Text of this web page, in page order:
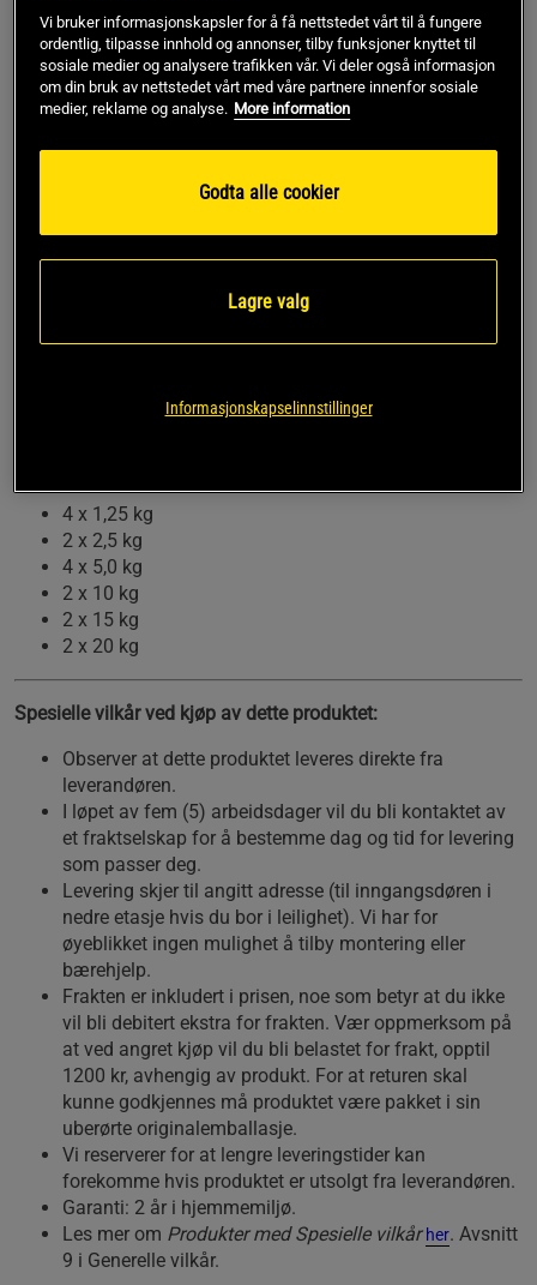
Perfekt sett for hjemmetrening fra Abilica! Med
vektstang, vektskiver og to fjærlås. Totalvekt 140
kg!
unnskyldninger for ikke å holde formen! Tren smidigt og
Komplett vektstang + vektskiver samt to fjærlås
Utmerket for hjemmetrening
Forkrommet vektstang med en lengde på 220 cm og
en vekt på 20 kg
Vektskiver med varierende vekt
Totalvekt med alle vektene på vektstangen: 140 kg
4 x 1,25 kg
2 x 2,5 kg
4 x 5,0 kg
2 x 10 kg
2 x 15 kg
2 x 20 kg
Spesielle vilkår ved kjøp av dette produktet:
Observer at dette produktet leveres direkte fra
leverandøren.
I løpet av fem (5) arbeidsdager vil du bli kontaktet av
et fraktselskap for å bestemme dag og tid for levering
som passer deg.
Levering skjer til angitt adresse (til inngangsdøren i
nedre etasje hvis du bor i leilighet). Vi har for
øyeblikket ingen mulighet å tilby montering eller
bærehjelp.
Frakten er inkludert i prisen, noe som betyr at du ikke
vil bli debitert ekstra for frakten. Vær oppmerksom på
at ved angret kjøp vil du bli belastet for frakt, opptil
1200 kr, avhengig av produkt. For at returen skal
kunne godkjennes må produktet være pakket i sin
uberørte originalemballasje.
Vi reserverer for at lengre leveringstider kan
forekomme hvis produktet er utsolgt fra leverandøren.
Garanti: 2 år i hjemmemiljø.
Les mer om Produkter med Spesielle vilkårher. Avsnitt
9 i Generelle vilkår.
Vi bruker informasjonskapsler for å få nettstedet vårt til å fungere
ordentlig, tilpasse innhold og annonser, tilby funksjoner knyttet til
sosiale medier og analysere trafikken vår. Vi deler også informasjon
om din bruk av nettstedet vårt med våre partnere innenfor sosiale
medier, reklame og analyse. More information
Godta alle cookier
Lagre valg
Informasjonskapselinnstillinger